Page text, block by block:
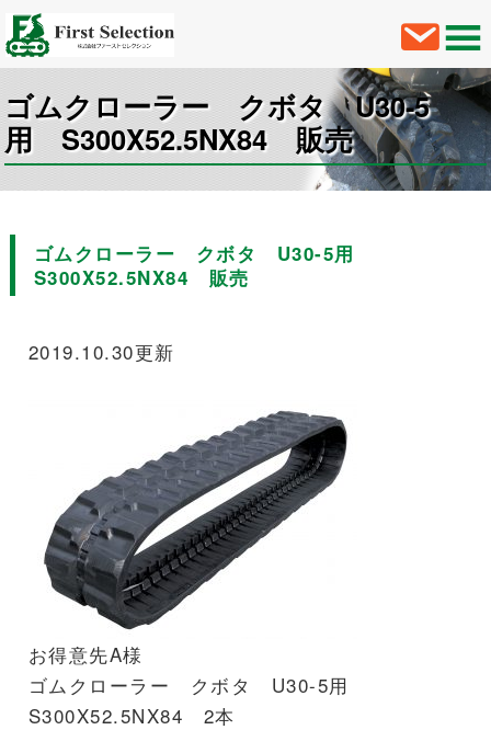
ゴムクローラー クボタ U30-5
用 S300X52.5NX84 販売
ゴムクローラー クボタ U30-5用
S300X52.5NX84 販売
2019.10.30更新
お得意先A様
ゴムクローラー クボタ U30-5用
S300X52.5NX84 2本